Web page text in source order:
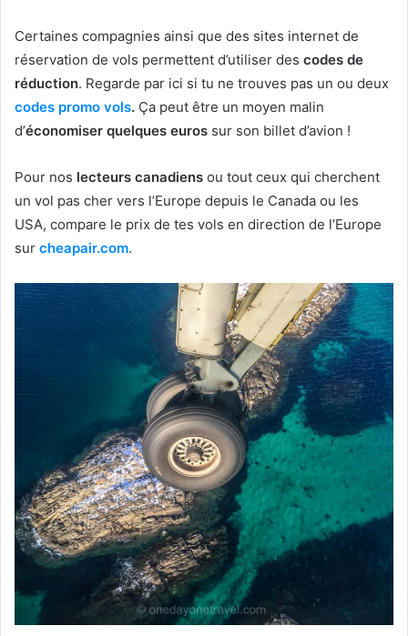
Certaines compagnies ainsi que des sites internet de
réservation de vols permettent d’utiliser des codes de
réduction. Regarde par ici si tu ne trouves pas un ou deux
codes promo vols. Ça peut être un moyen malin
d’économiser quelques euros sur son billet d’avion !
Pour nos lecteurs canadiens ou tout ceux qui cherchent
un vol pas cher vers l’Europe depuis le Canada ou les
USA, compare le prix de tes vols en direction de l’Europe
sur cheapair.com.